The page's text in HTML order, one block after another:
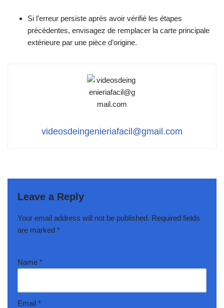
Si l’erreur persiste après avoir vérifié les étapes
précédentes, envisagez de remplacer la carte principale
extérieure par une pièce d’origine.
videosdeingenieriafacil@gmail.com
Leave a Reply
Your email address will not be published. Required fields
are marked *
Name *
Email *